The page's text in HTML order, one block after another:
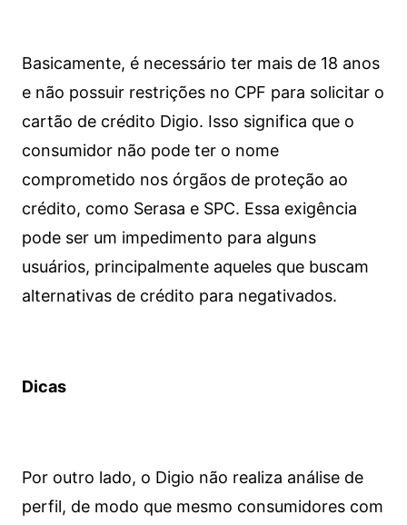
Basicamente, é necessário ter mais de 18 anos
e não possuir restrições no CPF para solicitar o
cartão de crédito Digio. Isso significa que o
consumidor não pode ter o nome
comprometido nos órgãos de proteção ao
crédito, como Serasa e SPC. Essa exigência
pode ser um impedimento para alguns
usuários, principalmente aqueles que buscam
alternativas de crédito para negativados.
Dicas
Por outro lado, o Digio não realiza análise de
perfil, de modo que mesmo consumidores com